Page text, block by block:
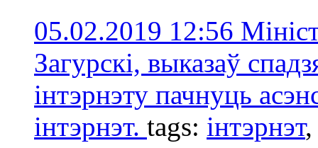
05.02.2019 12:56
Загурскі, выказаў
інтэрнэту пачнуць
інтэрнэт. tags: інтэрнэт